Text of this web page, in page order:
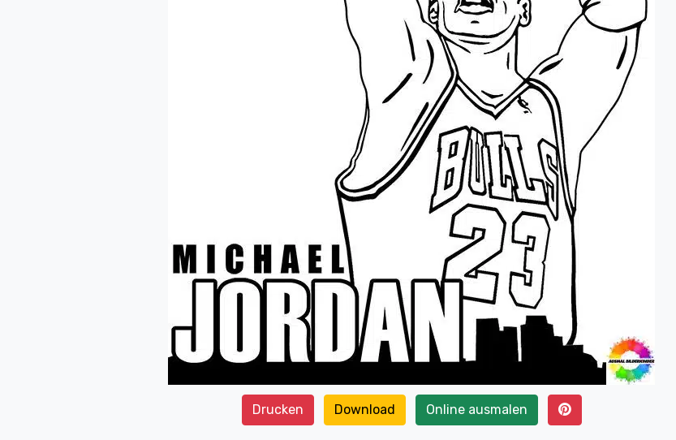
Drucken Download Online ausmalen